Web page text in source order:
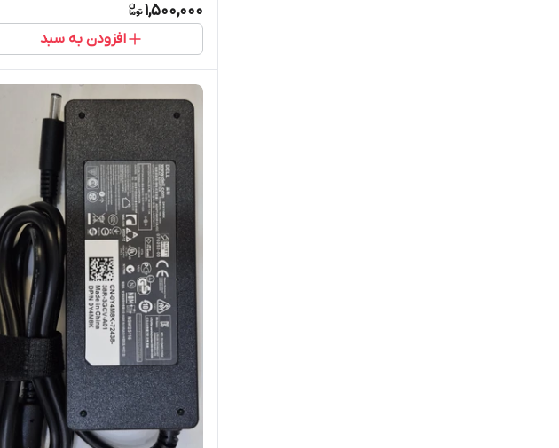
1,500,000
افزودن به سبد